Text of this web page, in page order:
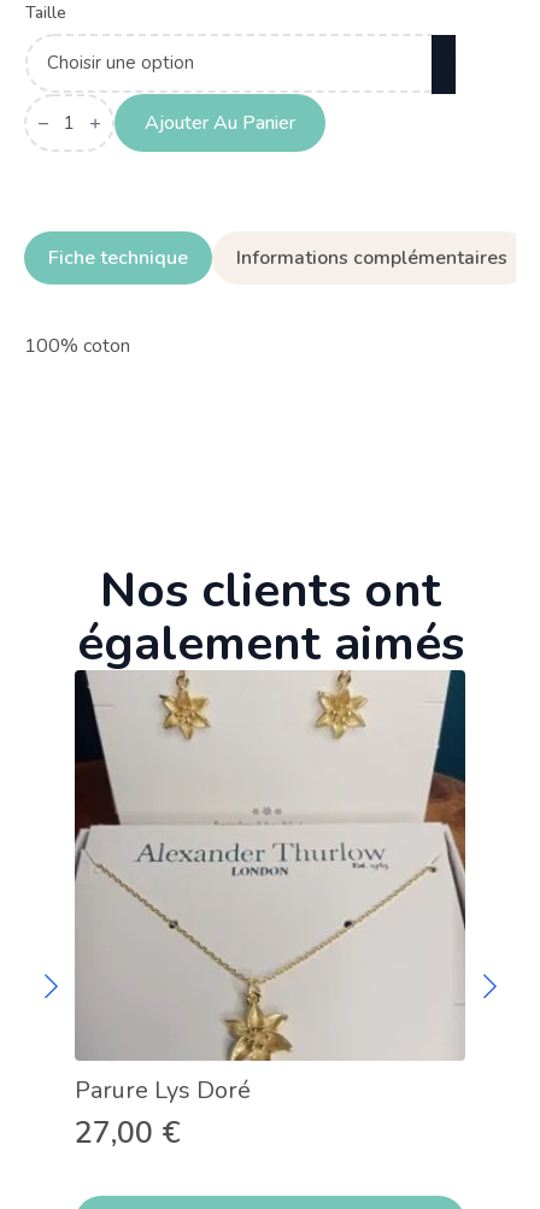
13,80 €.
12,00 €.
Taille
quantité
de
Tee
Shirt
Ajouter Au Panier
Fiche technique Informations complémentaires
100% coton
Nos clients ont
également aimés
Parure Lys Doré
27,00 €